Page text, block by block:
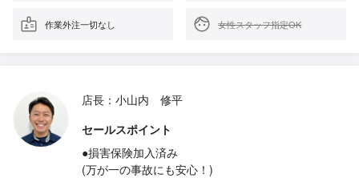
作業外注一切なし 女性スタッフ指定OK
店長：小山内 修平
セールスポイント
●損害保険加入済み
(万が一の事故にも安心！)